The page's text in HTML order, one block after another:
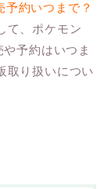
予約いつまで？
て、ポケモン
予約はいつま
取り扱いについ